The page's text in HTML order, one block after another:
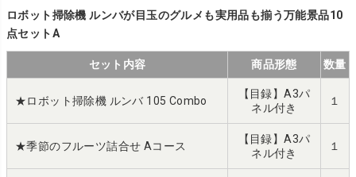
ロボット掃除機 ルンバが目玉のグルメも実用品も揃う万能景品10
点セットA
セット内容 商品形態 数量
★ロボット掃除機 ルンバ 105 Combo
【目録】A3パ
ネル付き
１
★季節のフルーツ詰合せ Aコース
【目録】A3パ
ネル付き
１